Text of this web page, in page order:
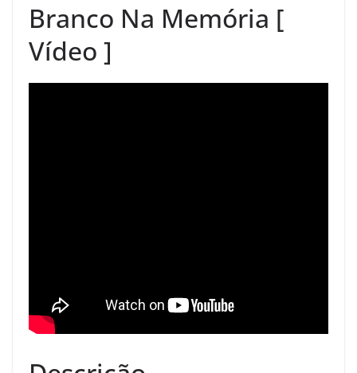
Branco Na Memória [
Vídeo ]